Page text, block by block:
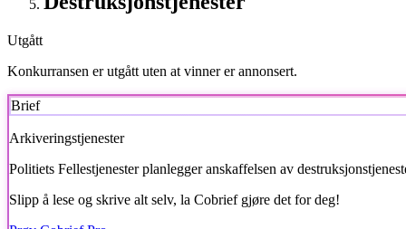
Utgått
Konkurransen er utgått uten at vinner er annonsert.
Brief
Arkiveringstjenester
Politiets Fellestjenesterplanlegger anskaffelsen av
Slipp å lese og skrive alt selv, la Cobrief gjøre det for deg!